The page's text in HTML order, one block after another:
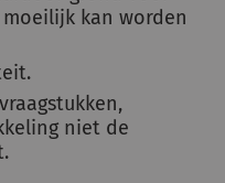
kan worden
niet de